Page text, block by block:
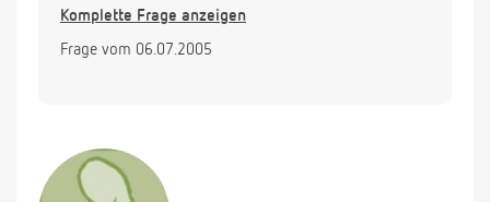
Hab darauf hin diesen Montag(vor zwei Tagen)
negativ!
Dankeschön im vorraus!
Komplette Frage anzeigen
Frage vom 06.07.2005